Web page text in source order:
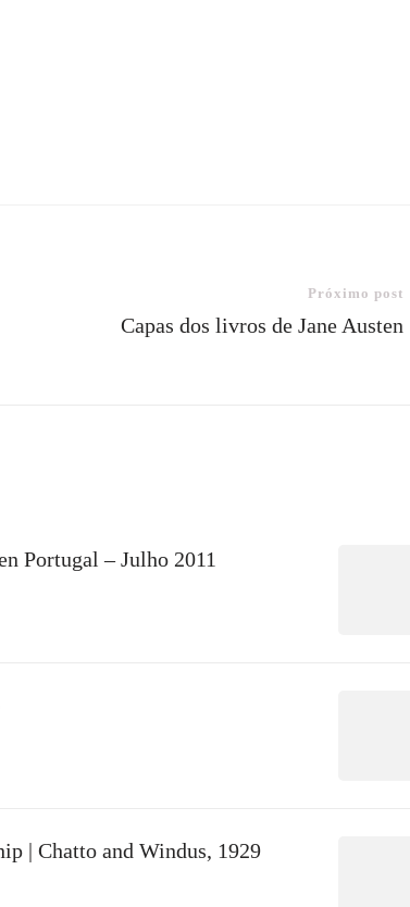
Próximo post
Capas dos livros de Jane Austen
Portugal – Julho 2011
| Chatto and Windus, 1929